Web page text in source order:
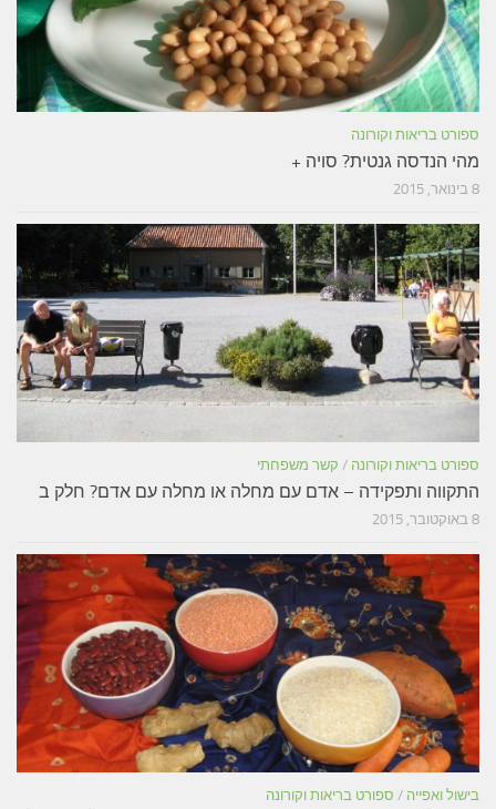
ספורט בריאות וקורונה
מהי הנדסה גנטית? סויה +
8 בינואר, 2015
ספורט בריאות וקורונה / קשר משפחתי
התקווה ותפקידה – אדם עם מחלה או מחלה עם אדם? חלק ב
8 באוקטובר, 2015
בישול ואפייה / ספורט בריאות וקורונה